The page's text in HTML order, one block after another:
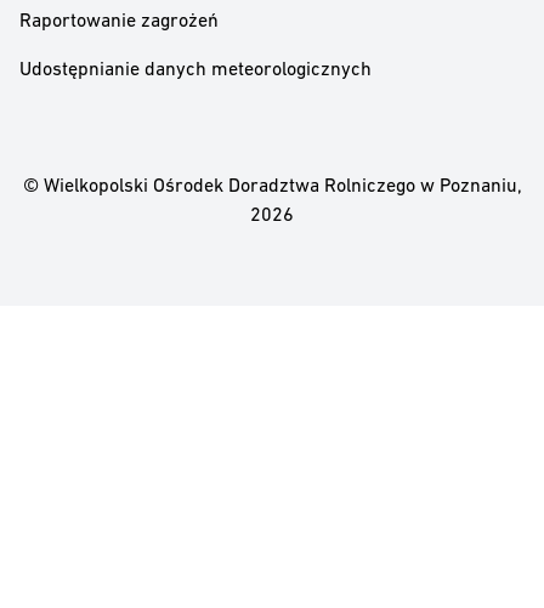
Raportowanie zagrożeń
Udostępnianie danych meteorologicznych
© Wielkopolski Ośrodek Doradztwa Rolniczego w Poznaniu,
2026